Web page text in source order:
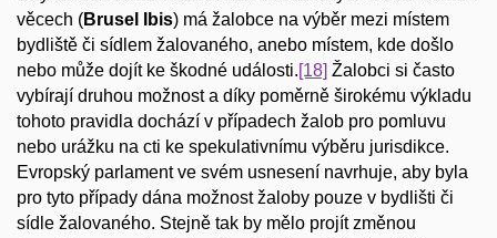
věcech (Brusel Ibis) má žalobce na výběr mezi místem
bydliště či sídlem žalovaného, anebo místem, kde došlo
nebo může dojít ke škodné události. [18] Žalobci si často
vybírají druhou možnost a díky poměrně širokému výkladu
tohoto pravidla dochází v případech žalob pro pomluvu
nebo urážku na cti ke spekulativnímu výběru jurisdikce.
Evropský parlament ve svém usnesení navrhuje, aby byla
pro tyto případy dána možnost žaloby pouze v bydlišti či
sídle žalovaného. Stejně tak by mělo projít změnou